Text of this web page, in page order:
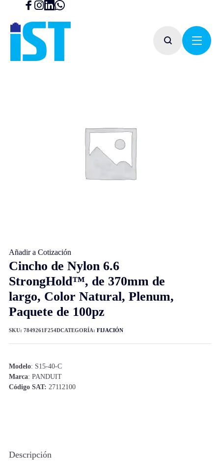
Cincho de Nylon 6.6
StrongHold™, de 370mm de
largo, Color Natural, Plenum,
Paquete de 100pz
Modelo: S15-40-C
Marca: PANDUIT
Código SAT: 27112100
Añadir a Cotización
SKU: 7849261F254DCATEGORÍA: FIJACIÓN
Descripción